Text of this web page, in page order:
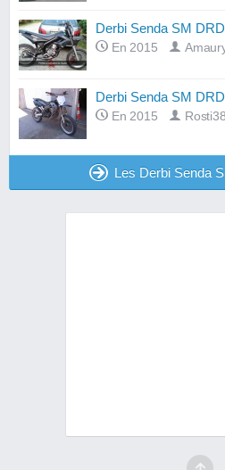
Derbi Senda SM
En 2015
Derbi Senda SM
En 2015 Rosti38
Les Derbi Senda